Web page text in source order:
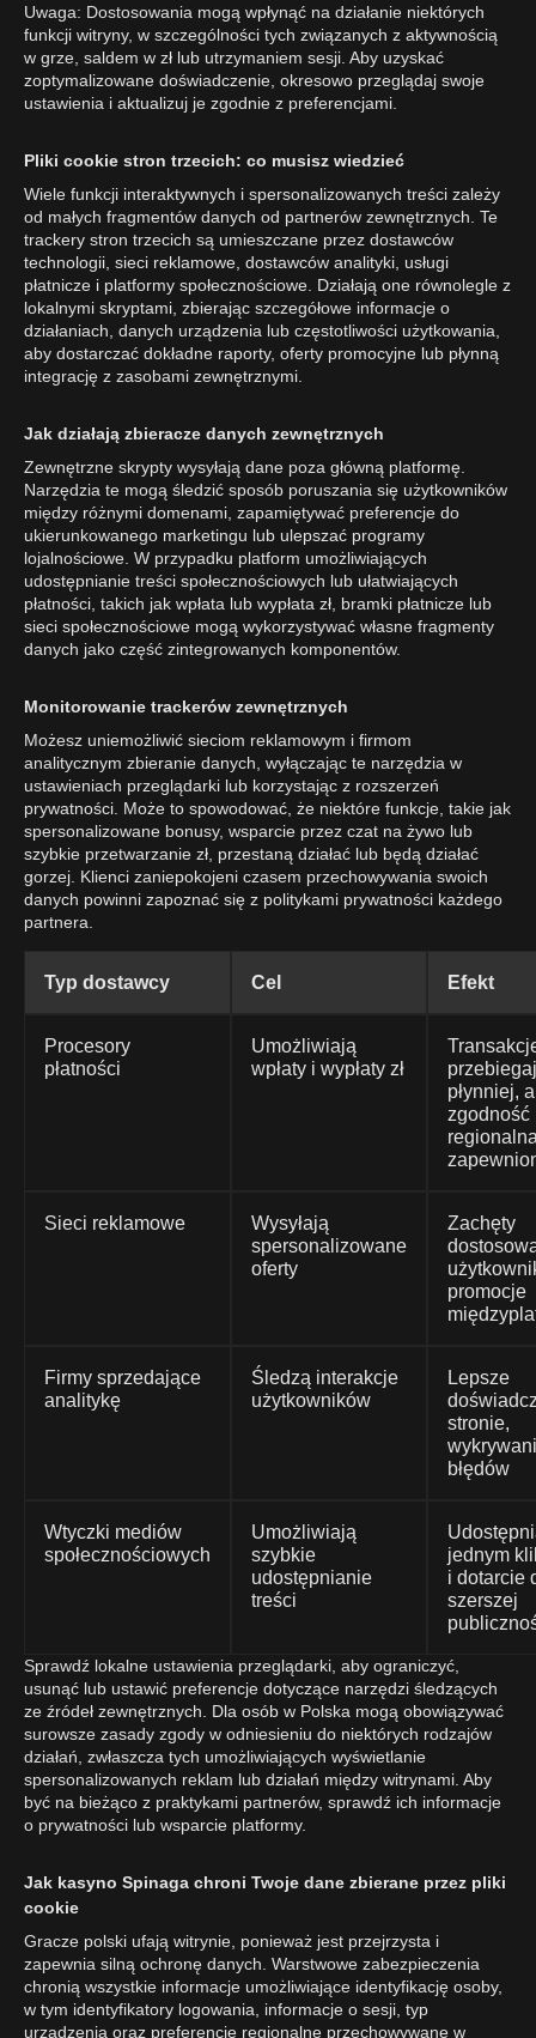
Uwaga: Dostosowania mogą wpłynąć na działanie niektórych
funkcji witryny, w szczególności tych związanych z aktywnością
w grze, saldem w zł lub utrzymaniem sesji. Aby uzyskać
zoptymalizowane doświadczenie, okresowo przeglądaj swoje
ustawienia i aktualizuj je zgodnie z preferencjami.
Pliki cookie stron trzecich: co musisz wiedzieć
Wiele funkcji interaktywnych i spersonalizowanych treści zależy
od małych fragmentów danych od partnerów zewnętrznych. Te
trackery stron trzecich są umieszczane przez dostawców
technologii, sieci reklamowe, dostawców analityki, usługi
płatnicze i platformy społecznościowe. Działają one równolegle z
lokalnymi skryptami, zbierając szczegółowe informacje o
działaniach, danych urządzenia lub częstotliwości użytkowania,
aby dostarczać dokładne raporty, oferty promocyjne lub płynną
integrację z zasobami zewnętrznymi.
Jak działają zbieracze danych zewnętrznych
Zewnętrzne skrypty wysyłają dane poza główną platformę.
Narzędzia te mogą śledzić sposób poruszania się użytkowników
między różnymi domenami, zapamiętywać preferencje do
ukierunkowanego marketingu lub ulepszać programy
lojalnościowe. W przypadku platform umożliwiających
udostępnianie treści społecznościowych lub ułatwiających
płatności, takich jak wpłata lub wypłata zł, bramki płatnicze lub
sieci społecznościowe mogą wykorzystywać własne fragmenty
danych jako część zintegrowanych komponentów.
Monitorowanie trackerów zewnętrznych
Możesz uniemożliwić sieciom reklamowym i firmom
analitycznym zbieranie danych, wyłączając te narzędzia w
ustawieniach przeglądarki lub korzystając z rozszerzeń
prywatności. Może to spowodować, że niektóre funkcje, takie jak
spersonalizowane bonusy, wsparcie przez czat na żywo lub
szybkie przetwarzanie zł, przestaną działać lub będą działać
gorzej. Klienci zaniepokojeni czasem przechowywania swoich
danych powinni zapoznać się z politykami prywatności każdego
partnera.
Typ dostawcy Cel Efekt
Procesory
płatności
Umożliwiają
wpłaty i wypłaty zł
płynniej, a
zgodność
Sieci reklamowe
Wysyłają
spersonalizowane
oferty
Zachęty
promocje
Firmy sprzedające
analitykę
Śledzą interakcje
użytkowników
Lepsze
stronie,
błędów
Wtyczki mediów
społecznościowych
Umożliwiają
szybkie
udostępnianie
treści
jednym
i dotarcie
szerszej
Sprawdź lokalne ustawienia przeglądarki, aby ograniczyć,
usunąć lub ustawić preferencje dotyczące narzędzi śledzących
ze źródeł zewnętrznych. Dla osób w Polska mogą obowiązywać
surowsze zasady zgody w odniesieniu do niektórych rodzajów
działań, zwłaszcza tych umożliwiających wyświetlanie
spersonalizowanych reklam lub działań między witrynami. Aby
być na bieżąco z praktykami partnerów, sprawdź ich informacje
o prywatności lub wsparcie platformy.
Jak kasyno Spinaga chroni Twoje dane zbierane przez pliki
cookie
Gracze polski ufają witrynie, ponieważ jest przejrzysta i
zapewnia silną ochronę danych. Warstwowe zabezpieczenia
chronią wszystkie informacje umożliwiające identyfikację osoby,
w tym identyfikatory logowania, informacje o sesji, typ
urządzenia oraz preferencje regionalne przechowywane w